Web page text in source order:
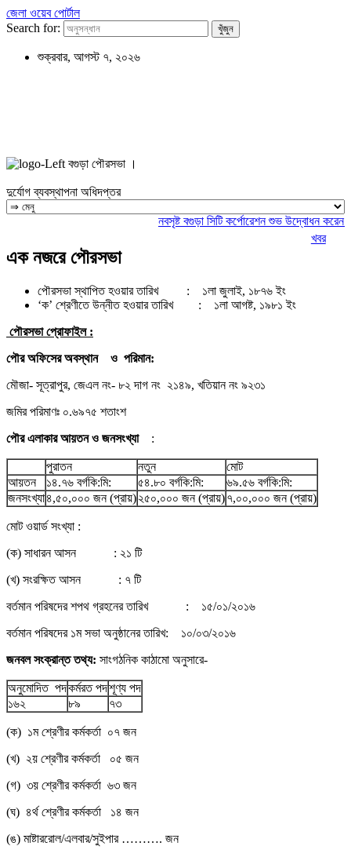
জেলা ওয়েব পোর্টাল
Search for:
শুক্রবার, আগস্ট ৭, ২০২৬
বগুড়া পৌরসভা ।
দুর্যোগ ব্যবস্থাপনা অধিদপ্তর
নবসৃষ্ট বগুড়া সিটি কর্পোরেশন শুভ উদ্বোধন করেন
খবর
এক নজরে পৌরসভা
পৌরসভা স্থাপিত হওয়ার তারিখ : ১লা জুলাই, ১৮৭৬ ইং
‘ক’ শ্রেণীতে উন্নীত হওয়ার তারিখ : ১লা আগষ্ট, ১৯৮১ ইং
পৌরসভা প্রোফাইল :
পৌর অফিসের অবস্থান ও পরিমান:
মৌজা- সূত্রাপুর, জেএল নং- ৮২ দাগ নং ২১৪৯, খতিয়ান নং ৯২৩১
জমির পরিমাণঃ ০.৬৯৭৫ শতাংশ
পৌর এলাকার আয়তন ও জনসংখ্যা:
পুরাতন নতুন
মোট
আয়তন
১৪.৭৬ বর্গকি:মি: ৫৪.৮০ বর্গকি:মি:
৬৯.৫৬ বর্গকি:মি:
জনসংখ্যা৪,৫০,০০০ জন (প্রায়)২৫০,০০০ জন (প্রায়)৭,০০,০০০ জন (প্রায়)
মোট ওয়ার্ড সংখ্যা :
(ক) সাধারন আসন : ২১ টি
(খ) সংরক্ষিত আসন : ৭ টি
বর্তমান পরিষদের শপথ গ্রহনের তারিখ : ১৫/০১/২০১৬
বর্তমান পরিষদের ১ম সভা অনুষ্ঠানের তারিখ: ১০/০৩/২০১৬
জনবল সংক্রান্ত তথ্য: সাংগঠনিক কাঠামো অনুসারে-
অনুমোদিত পদকর্মরত পদশূণ্য পদ
১৬২
৮৯ ৭৩
(ক) ১ম শ্রেণীর কর্মকর্তা ০৭ জন
(খ) ২য় শ্রেণীর কর্মকর্তা ০৫ জন
(গ) ৩য় শ্রেণীর কর্মকর্তা ৬৩ জন
(ঘ) ৪র্থ শ্রেণীর কর্মকর্তা ১৪ জন
(ঙ) মাষ্টাররোল/এলবার/সুইপার ………. জন